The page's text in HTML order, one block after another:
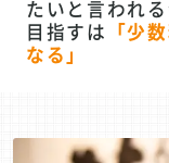
たいと言われ
目指すは 「少
なる」